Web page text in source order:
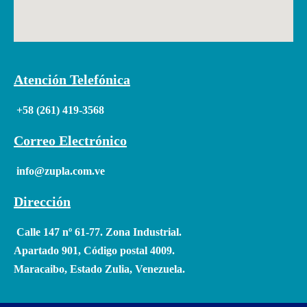
Atención Telefónica
+58 (261) 419-3568
Correo Electrónico
info@zupla.com.ve
Dirección
Calle 147 nº 61-77. Zona Industrial.
Apartado 901, Código postal 4009.
Maracaibo, Estado Zulia, Venezuela.